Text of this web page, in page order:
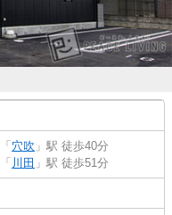
「 穴吹 」駅 徒歩40分
「 川田 」駅 徒歩51分